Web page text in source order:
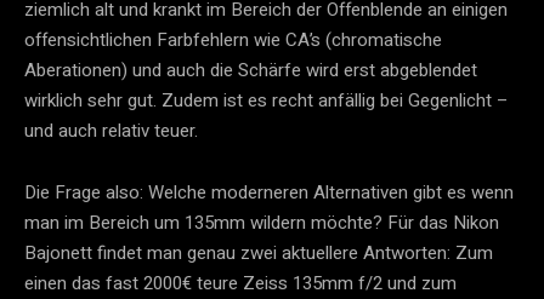
ziemlich alt und krankt im Bereich der Offenblende an einigen
offensichtlichen Farbfehlern wie CA’s (chromatische
Aberationen) und auch die Schärfe wird erst abgeblendet
wirklich sehr gut. Zudem ist es recht anfällig bei Gegenlicht –
und auch relativ teuer.
Die Frage also: Welche moderneren Alternativen gibt es wenn
man im Bereich um 135mm wildern möchte? Für das Nikon
Bajonett findet man genau zwei aktuellere Antworten: Zum
einen das fast 2000€ teure Zeiss 135mm f/2 und zum